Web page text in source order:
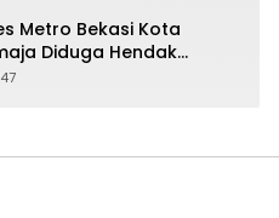
Metro Bekasi Kota
Diduga Hendak